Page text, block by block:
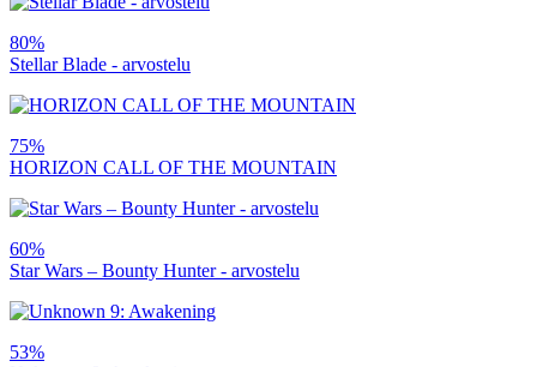
80%
Stellar Blade - arvostelu
75%
HORIZON CALL OF THE MOUNTAIN
60%
Star Wars – Bounty Hunter - arvostelu
53%